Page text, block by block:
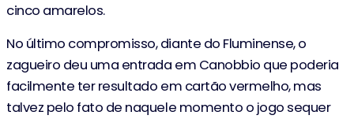
cinco amarelos.
No último compromisso, diante do Fluminense, o
zagueiro deu uma entrada em Canobbio que poderia
facilmente ter resultado em cartão vermelho, mas
talvez pelo fato de naquele momento o jogo sequer